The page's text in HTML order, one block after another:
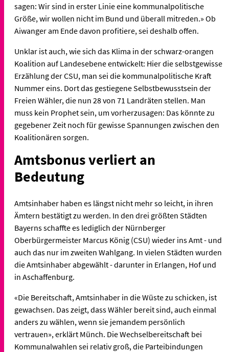
sagen: Wir sind in erster Linie eine kommunalpolitische
Größe, wir wollen nicht im Bund und überall mitreden.» Ob
Aiwanger am Ende davon profitiere, sei deshalb offen.
Unklar ist auch, wie sich das Klima in der schwarz-orangen
Koalition auf Landesebene entwickelt: Hier die selbstgewisse
Erzählung der CSU, man sei die kommunalpolitische Kraft
Nummer eins. Dort das gestiegene Selbstbewusstsein der
Freien Wähler, die nun 28 von 71 Landräten stellen. Man
muss kein Prophet sein, um vorherzusagen: Das könnte zu
gegebener Zeit noch für gewisse Spannungen zwischen den
Koalitionären sorgen.
Amtsbonus verliert an
Bedeutung
Amtsinhaber haben es längst nicht mehr so leicht, in ihren
Ämtern bestätigt zu werden. In den drei größten Städten
Bayerns schaffte es lediglich der Nürnberger
Oberbürgermeister Marcus König (CSU) wieder ins Amt - und
auch das nur im zweiten Wahlgang. In vielen Städten wurden
die Amtsinhaber abgewählt - darunter in Erlangen, Hof und
in Aschaffenburg.
«Die Bereitschaft, Amtsinhaber in die Wüste zu schicken, ist
gewachsen. Das zeigt, dass Wähler bereit sind, auch einmal
anders zu wählen, wenn sie jemandem persönlich
vertrauen», erklärt Münch. Die Wechselbereitschaft bei
Kommunalwahlen sei relativ groß, die Parteibindungen